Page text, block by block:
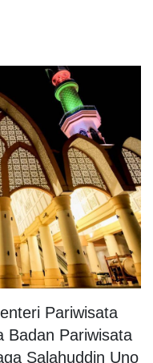
Pariwisata
Badan Pariwisata
Salahuddin Uno